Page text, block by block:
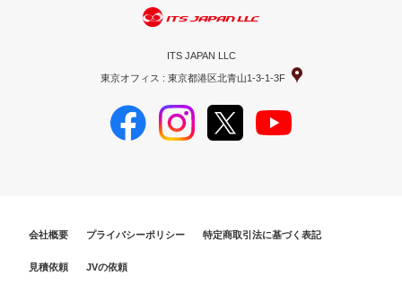
ITS JAPAN LLC
東京オフィス : 東京都港区北青山1-3-1-3F
会社概要 プライバシーポリシー 特定商取引法に基づく表記
見積依頼 JVの依頼